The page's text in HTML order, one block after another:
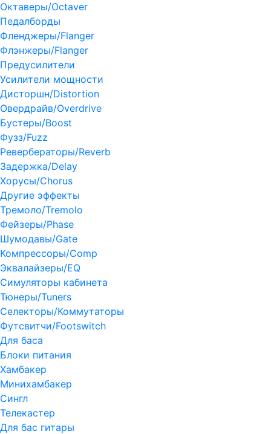
Октаверы/Octaver
Педалборды
Фленджеры/Flanger
Флэнжеры/Flanger
Предусилители
Усилители мощности
Дисторшн/Distortion
Овердрайв/Overdrive
Бустеры/Boost
Фузз/Fuzz
Ревербераторы/Reverb
Задержка/Delay
Хорусы/Chorus
Другие эффекты
Тремоло/Tremolo
Фейзеры/Phase
Шумодавы/Gate
Компрессоры/Comp
Эквалайзеры/EQ
Симуляторы кабинета
Тюнеры/Tuners
Селекторы/Коммутаторы
Футсвитчи/Footswitch
Для баса
Блоки питания
Хамбакер
Минихамбакер
Сингл
Телекастер
Для бас гитары